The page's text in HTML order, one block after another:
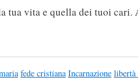
tua vita e quella dei tuoi cari.
fede cristiana Incarnazione libertà